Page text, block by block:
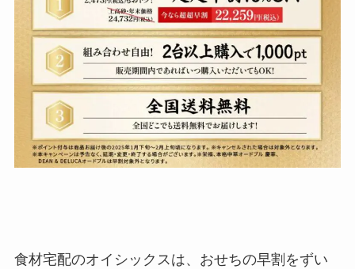
食材宅配のオイシックスは、おせちの早割をずい